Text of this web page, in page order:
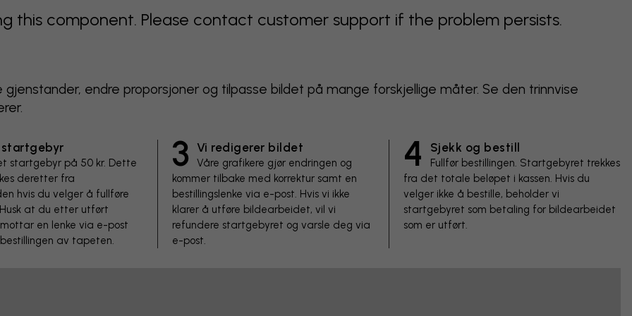
this component. Please contact customer support if the problem persists.
endre proporsjoner og tilpasse bildet på mange forskjellige måter. Se den trinnvise
startgebyr på 50 kr. Dette
deretter fra
hvis du velger å fullføre
at du etter utført
en lenke via e-post
av tapeten.
3 Vi redigerer bildet
Våre grafikere gjør endringen og
kommer tilbake med korrektur samt en
bestillingslenke via e-post. Hvis vi ikke
klarer å utføre bildearbeidet, vil vi
refundere startgebyret og varsle deg via
e-post.
4 Sjekk og bestill
Fullfør bestillingen. Startgebyret trekkes
fra det totale beløpet i kassen. Hvis du
velger ikke å bestille, beholder vi
startgebyret som betaling for bildearbeidet
som er utført.